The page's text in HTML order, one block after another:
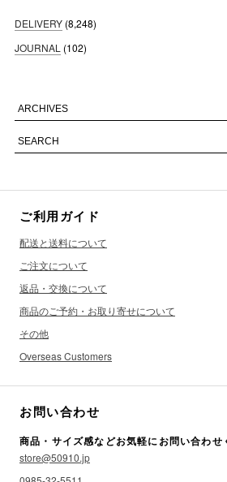
DELIVERY (8,248)
JOURNAL (102)
ご利用ガイド
配送と送料について
ご注文について
返品・交換について
商品のご予約・お取り寄せについて
その他
Overseas Customers
お問い合わせ
商品・サイズ感などお気軽にお問い合わせ
store@50910.jp